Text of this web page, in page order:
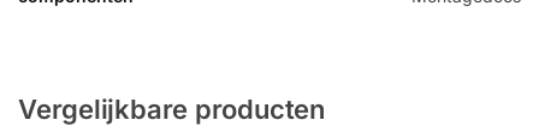
Vergelijkbare producten